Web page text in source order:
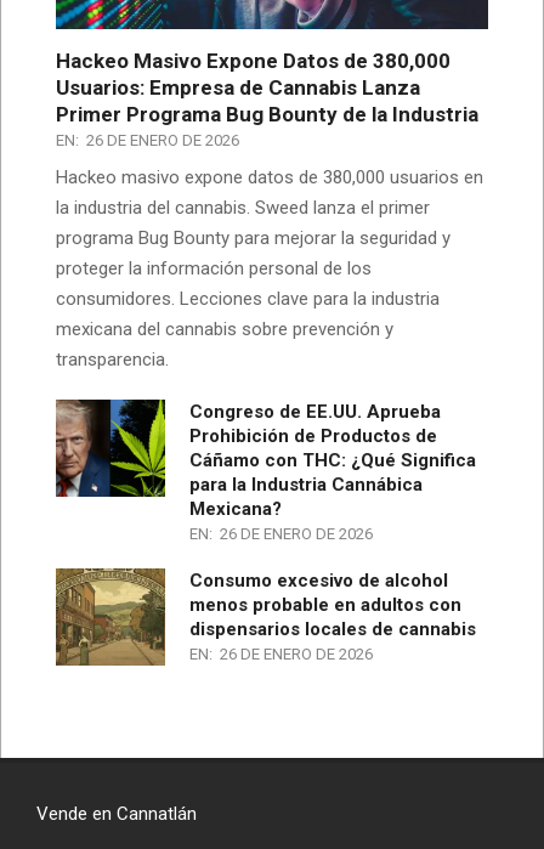
Hackeo Masivo Expone Datos de 380,000
Usuarios: Empresa de Cannabis Lanza
Primer Programa Bug Bounty de la Industria
EN: 26 DE ENERO DE 2026
Hackeo masivo expone datos de 380,000 usuarios en
la industria del cannabis. Sweed lanza el primer
programa Bug Bounty para mejorar la seguridad y
proteger la información personal de los
consumidores. Lecciones clave para la industria
mexicana del cannabis sobre prevención y
transparencia.
Congreso de EE.UU. Aprueba
Prohibición de Productos de
Cáñamo con THC: ¿Qué Significa
para la Industria Cannábica
Mexicana?
EN: 26 DE ENERO DE 2026
Consumo excesivo de alcohol
menos probable en adultos con
dispensarios locales de cannabis
EN: 26 DE ENERO DE 2026
Vende en Cannatlán